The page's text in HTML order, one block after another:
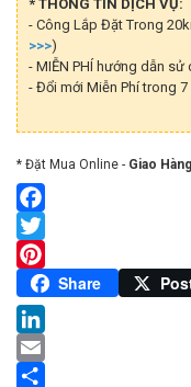
* THÔNG TIN DỊCH VỤ:
- Công Lắp Đặt Trong
>>>)
- MIỄN PHÍ hướng dẫn sử
- Đổi mới Miễn Phí trong 7
* Đặt Mua Online - Giao
Facebook
Twitter
Pinterest
Share
LinkedIn
Email